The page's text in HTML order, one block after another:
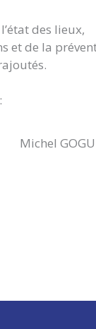
des lieux,
et de la
Michel